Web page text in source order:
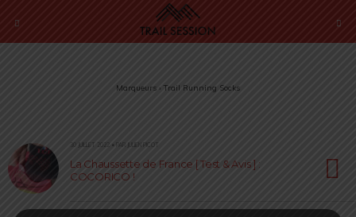
Marqueurs › Trail Running Socks
30 JUILLET 2022 • PAR JULIEN PICOT
La Chaussette de France [ Test & Avis ] :
COCORICO !